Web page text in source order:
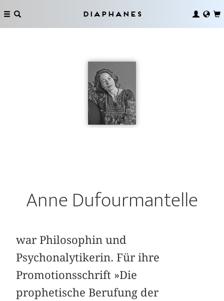
Diaphanes
Anne Dufourmantelle
war Philosophin und
Psychonalytikerin. Für ihre
Promotionsschrift »Die
prophetische Berufung der